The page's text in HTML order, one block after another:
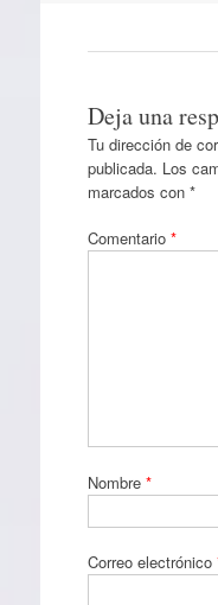
Deja una
Tu dirección de
publicada. Los
marcados con *
Comentario *
Nombre *
Correo electrónico